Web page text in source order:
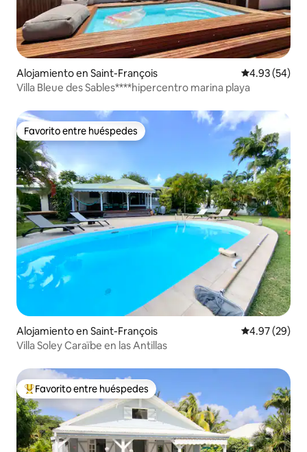
Alojamiento en Saint-François Calificación
4.93 (54)
Villa Bleue des Sables****hipercentro marina playa
Favorito entre huéspedes
Favorito entre huéspedes
Alojamiento en Saint-François Calificación
4.97 (29)
Villa Soley Caraïbe en las Antillas
Favorito entre huéspedes preferido
Favorito entre huéspedes